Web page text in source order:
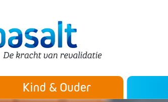
Hoofdmenu
Kind & Ouder